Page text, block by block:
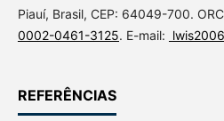
Piauí, Brasil, CEP: 64049-700.
0002-0461-3125. E-mail:
REFERÊNCIAS